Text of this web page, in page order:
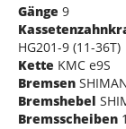
Gänge 9
HG201-9 (11-36T)
Kette KMC e9S
Bremsen
Bremshebel
Bremsscheiben